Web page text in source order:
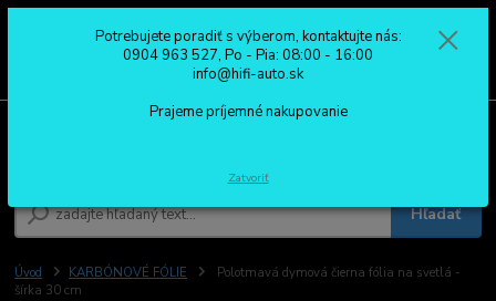
Hľadať
0904 963 527
Po - Pia: 08:00 - 16:00
Úvod KARBÓNOVÉ FÓLIE
Polotmavá dymová čierna fólia na svetlá -
šírka 30 cm
Potrebujete poradiť s výberom, kontaktujte nás:
0904 963 527, Po - Pia: 08:00 - 16:00
info@hifi-auto.sk
Prajeme príjemné nakupovanie
Zatvoriť